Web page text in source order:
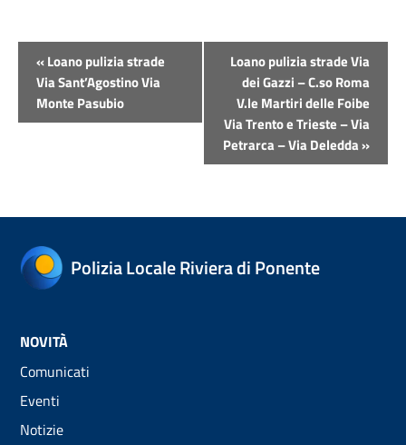
Evento
Navigazione
«Loano pulizia strade
Via Sant’Agostino Via
Monte Pasubio
Loano pulizia strade Via
dei Gazzi – C.so Roma
V.le Martiri delle Foibe
Via Trento e Trieste – Via
Petrarca – Via Deledda»
Polizia Locale Riviera di Ponente
NOVITÀ
Comunicati
Eventi
Notizie